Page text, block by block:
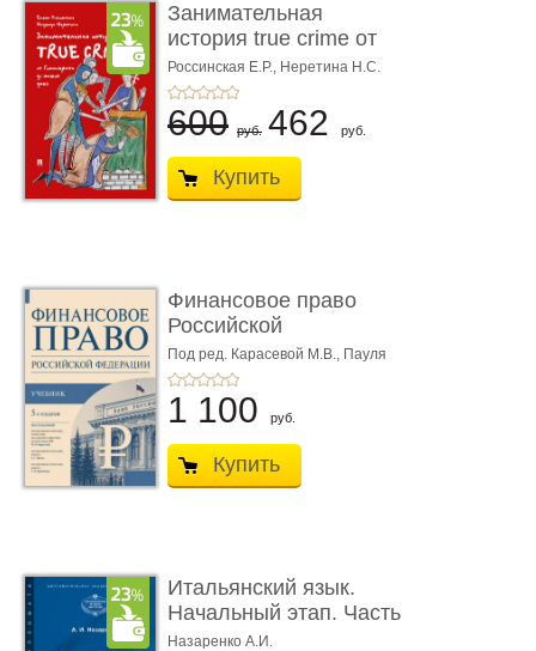
Занимательная
история true crime от
Гиппократа до � ...
Россинская Е.Р., Неретина Н.С.
600 руб. 462 руб.
Купить
Финансовое право
Российской
Федерации. 5-е изд�
...
Под ред. Карасевой М.В., Пауля
А.Г., Красюкова А.В.
1 100 руб.
Купить
Итальянский язык.
Начальный этап. Часть
2. Учеб� ...
Назаренко А.И.